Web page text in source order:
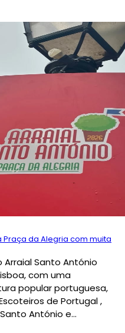
Praça da Alegria com muita
Arraial Santo António
com uma
popular portuguesa,
de Portugal ,
António e...